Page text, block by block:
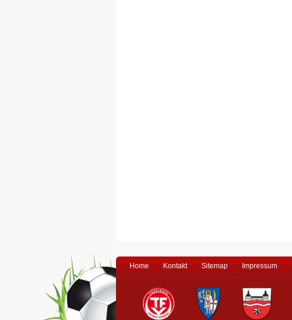
Home Kontakt Sitemap Impressum